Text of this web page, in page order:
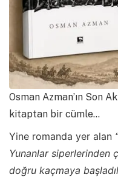
Osman Azman’ın Son
kitaptan bir cümle…
Yine romanda yer alan
Yunanlar siperlerinden
doğru kaçmaya